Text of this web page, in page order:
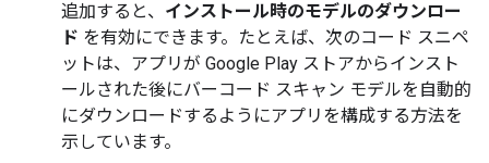
追加すると、 インストール時のモデルのダウンロー
ド を有効にできます。たとえば、次のコード スニペ
ットは、アプリが Google Play ストアからインスト
ールされた後にバーコード スキャン モデルを自動的
にダウンロードするようにアプリを構成する方法を
示しています。